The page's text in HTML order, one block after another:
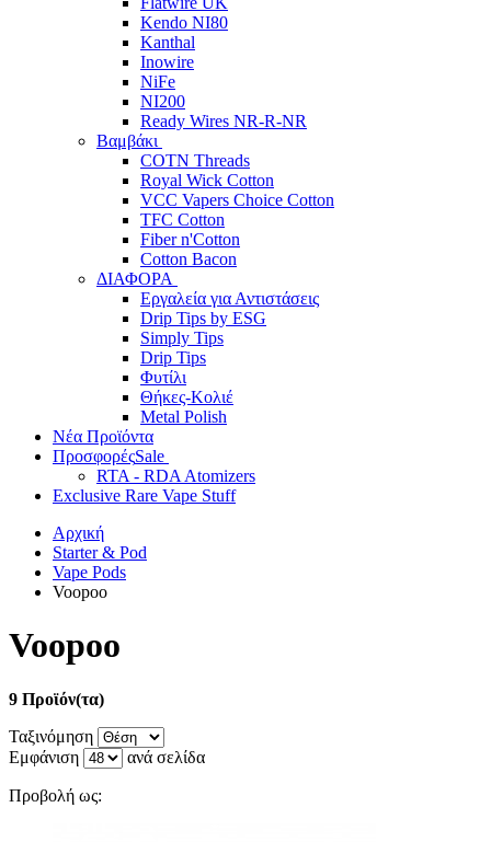
Kendo NI80
Kanthal
Inowire
NiFe
NI200
Ready Wires NR-R-NR
Βαμβάκι
COTN Threads
Royal Wick Cotton
VCC Vapers Choice Cotton
TFC Cotton
Fiber n'Cotton
Cotton Bacon
ΔΙΑΦΟΡΑ
Εργαλεία για Αντιστάσεις
Drip Tips by ESG
Simply Tips
Drip Tips
Φυτίλι
Θήκες-Κολιέ
Metal Polish
Νέα Προϊόντα
ΠροσφορέςSale
RTA - RDA Atomizers
Exclusive Rare Vape Stuff
Αρχική
Starter & Pod
Vape Pods
Voopoo
Voopoo
9 Προϊόν(τα)
Ταξινόμηση
Εμφάνιση
ανά σελίδα
Προβολή ως: